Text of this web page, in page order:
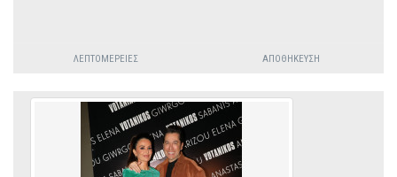
ΛΕΠΤΟΜΈΡΕΙΕΣ ΑΠΟΘΉΚΕΥΣΗ